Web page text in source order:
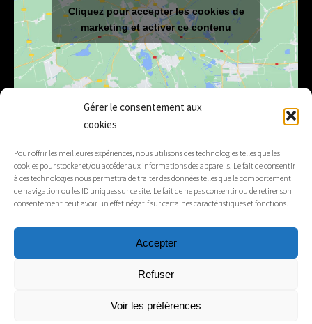
Gérer le consentement aux
cookies
Pour offrir les meilleures expériences, nous utilisons des technologies telles que les
cookies pour stocker et/ou accéder aux informations des appareils. Le fait de consentir
à ces technologies nous permettra de traiter des données telles que le comportement
de navigation ou les ID uniques sur ce site. Le fait de ne pas consentir ou de retirer son
consentement peut avoir un effet négatif sur certaines caractéristiques et fonctions.
Accepter
Refuser
Voir les préférences
Cliquez pour accepter les cookies de
marketing et activer ce contenu
Tél. 04 50 20 91 15
Mentions légales